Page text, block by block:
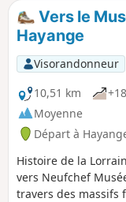
Vers le
Hayange
Visorandonneur
10,51 km
Moyenne
Départ à
Histoire de la
vers Neufchef
travers des massifs